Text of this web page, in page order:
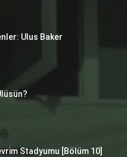
Ulus Baker
Stadyumu [Bölüm 10]